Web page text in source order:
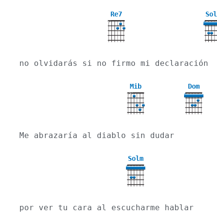
Re7
X 3
no olvidarás si no firmo mi declaración
Mib
XX
Dom
3
Me abrazaría al diablo sin dudar
Solm
3
por ver tu cara al escucharme hablar